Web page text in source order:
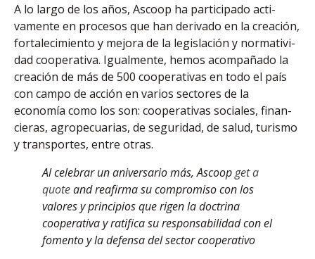
A lo largo de los años, Ascoop ha participado acti­
vamente en procesos que han derivado en la creación,
fortalecimiento y mejora de la legislación y normativi­
dad cooperativa. Igualmente, hemos acompañado la
crea­ción de más de 500 cooperati­vas en todo el país
con campo de acción en varios sectores de la
economía como los son: cooperativas sociales, finan­
cieras, agropecuarias, de seguridad, de salud, turismo
y transportes, entre otras.
Al celebrar un aniversario más, Ascoopget a
quoteand reafirma su compromiso con los
valores y principios que rigen la doctrina
cooperativa y ratifica su responsabilidad con el
fomento y la defensa del sector cooperativo